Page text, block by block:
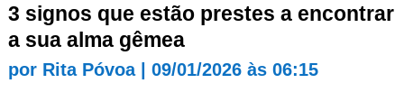
3 signos que estão prestes a encontrar
a sua alma gêmea
por Rita Póvoa| 09/01/2026 às 06:15